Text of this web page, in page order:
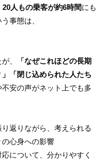
20人もの乗客が約6時間にも
事態は、
、
「なぜこれほどの長期
「閉じ込められた人たち
安の声がネット上でも多
返りながら、考えられる
心身への影響
について、分かりやすく